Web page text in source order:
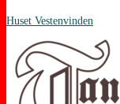
Huset Vestenvinden